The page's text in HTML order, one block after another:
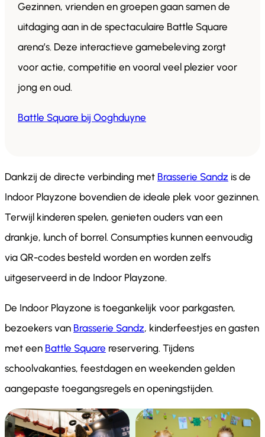
Gezinnen, vrienden en groepen gaan samen de
uitdaging aan in de spectaculaire Battle Square
arena’s. Deze interactieve gamebeleving zorgt
voor actie, competitie en vooral veel plezier voor
jong en oud.
Battle Square bij Ooghduyne
Dankzij de directe verbinding met Brasserie Sandz is de
Indoor Playzone bovendien de ideale plek voor gezinnen.
Terwijl kinderen spelen, genieten ouders van een
drankje, lunch of borrel. Consumpties kunnen eenvoudig
via QR-codes besteld worden en worden zelfs
uitgeserveerd in de Indoor Playzone.
De Indoor Playzone is toegankelijk voor parkgasten,
bezoekers van Brasserie Sandz, kinderfeestjes en gasten
met een Battle Square reservering. Tijdens
schoolvakanties, feestdagen en weekenden gelden
aangepaste toegangsregels en openingstijden.